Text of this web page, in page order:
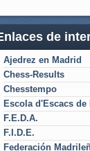
de
Ajedrez en Madrid
Chess-Results
Chesstempo
Escola d'Escacs de
F.E.D.A.
F.I.D.E.
Federación